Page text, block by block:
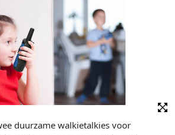
duurzame walkietalkies voor